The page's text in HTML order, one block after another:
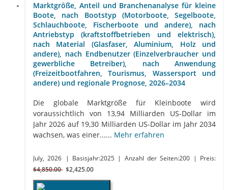
Marktgröße, Anteil und Branchenanalyse für kleine
Boote, nach Bootstyp (Motorboote, Segelboote,
Schlauchboote, Fischerboote und andere), nach
Antriebstyp (kraftstoffbetrieben und elektrisch),
nach Material (Glasfaser, Aluminium, Holz und
andere), nach Endbenutzer (Einzelverbraucher und
gewerbliche Betreiber), nach Anwendung
(Freizeitbootfahren, Tourismus, Wassersport und
andere) und regionale Prognose, 2026–2034
Die globale Marktgröße für Kleinboote wird
voraussichtlich von 13,94 Milliarden US-Dollar im
Jahr 2026 auf 19,30 Milliarden US-Dollar im Jahr 2034
wachsen, was einer...... Mehr erfahren
July, 2026 | Basisjahr:2025 | Anzahl der Seiten:200
| Preis:
$4,850.00 $2,425.00